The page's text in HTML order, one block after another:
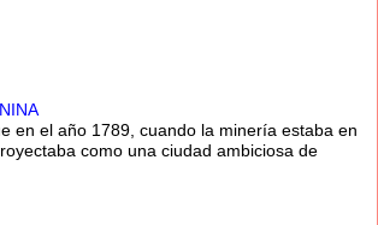
en el año 1789, cuando la minería estaba en
como una ciudad ambiciosa de